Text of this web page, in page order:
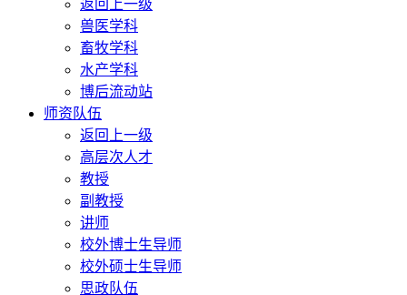
返回上一级
兽医学科
畜牧学科
水产学科
博后流动站
师资队伍
返回上一级
高层次人才
教授
副教授
讲师
校外博士生导师
校外硕士生导师
思政队伍